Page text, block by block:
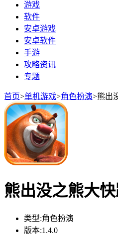
游戏
软件
安卓游戏
安卓软件
手游
攻略资讯
专题
首页>单机游戏>角色扮演>熊出
熊出没之熊大
类型:角色扮演
版本:1.4.0